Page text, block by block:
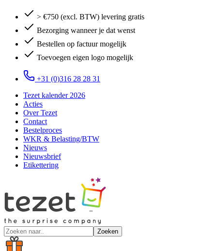
> €750 (excl. BTW) levering gratis
Bezorging wanneer je dat wenst
Bestellen op factuur mogelijk
Toevoegen eigen logo mogelijk
+31 (0)316 28 28 31
Tezet kalender 2026
Acties
Over Tezet
Contact
Bestelproces
WKR & Belasting/BTW
Nieuws
Nieuwsbrief
Etikettering
Zoeken